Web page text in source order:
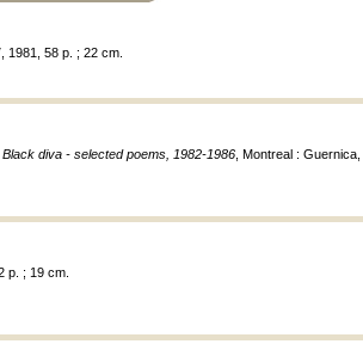
1981, 58 p. ; 22 cm.
Black diva - selected poems, 1982-1986 , Montreal : Guernica,
p. ; 19 cm.